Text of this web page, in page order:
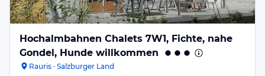
Hochalmbahnen Chalets 7W1, Fichte, nahe
Gondel, Hunde willkommen
Rauris · Salzburger Land